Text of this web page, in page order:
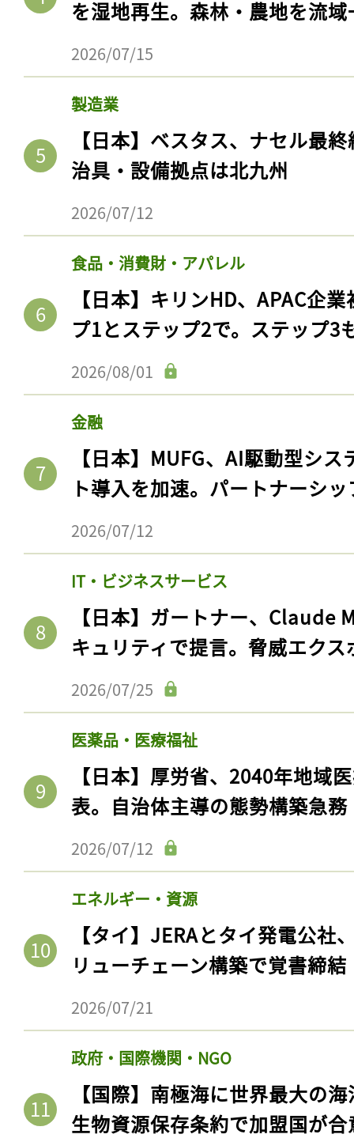
を湿地再生。森林・農地を流
2026/07/15
製造業
【日本】ベスタス、ナセル最
治具・設備拠点は北九州
2026/07/12
食品・消費財・アパレル
【日本】キリンHD、APAC企
プ1とステップ2で。ステップ3
2026/08/01
金融
【日本】MUFG、AI駆動型シ
ト導入を加速。パートナーシ
2026/07/12
IT・ビジネスサービス
【日本】ガートナー、Claude
キュリティで提言。脅威エク
2026/07/25
医薬品・医療福祉
【日本】厚労省、2040年地域
表。自治体主導の態勢構築急務
2026/07/12
エネルギー・資源
【タイ】JERAとタイ発電公社
リューチェーン構築で覚書締結
2026/07/21
政府・国際機関・NGO
【国際】南極海に世界最大の
生物資源保存条約で加盟国が合
記事をお気に入りに
ログイン